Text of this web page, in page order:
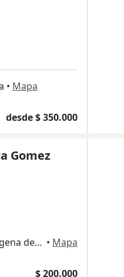
• Mapa
desde $ 350.000
Gomez
Cra. 41 #27-92, Amberes, Cartagena de Indias, Provincia de Cartagena, Bolívar, Cartagena • Mapa
$ 200.000